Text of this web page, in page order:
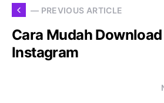
— PREVIOUS ARTICLE
Cara Mudah
Instagram